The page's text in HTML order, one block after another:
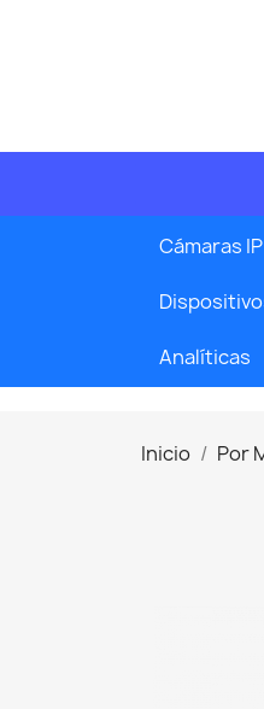
Cámaras
Analíticas
Inicio Por